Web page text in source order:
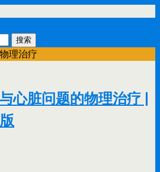
理治疗
心脏问题的物理治疗 |